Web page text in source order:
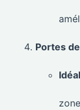
Portes